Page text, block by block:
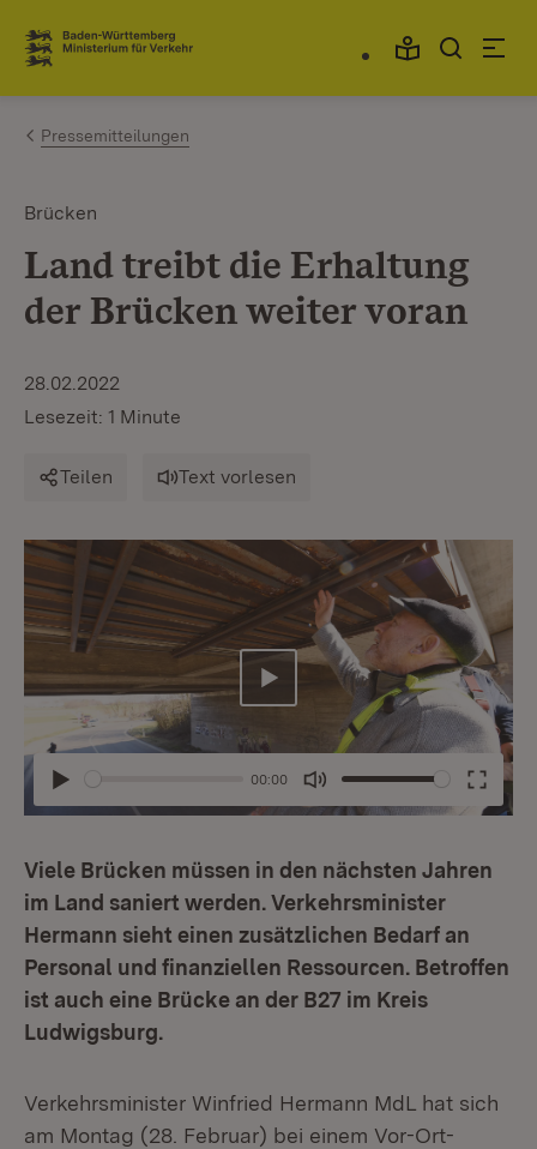
Zum Inhalt springen
Link zur Startseite
Pressemitteilungen
Brücken
Land treibt die Erhaltung
der Brücken weiter voran
28.02.2022
Lesezeit: 1 Minute
Teilen Text vorlesen
Abspielen
00:00
Mute
Enter
Abspielen
Viele Brücken müssen in den nächsten Jahren
im Land saniert werden. Verkehrsminister
Hermann sieht einen zusätzlichen Bedarf an
Personal und finanziellen Ressourcen. Betroffen
ist auch eine Brücke an der B27 im Kreis
Ludwigsburg.
Verkehrsminister Winfried Hermann MdL hat sich
am Montag (28. Februar) bei einem Vor-Ort-